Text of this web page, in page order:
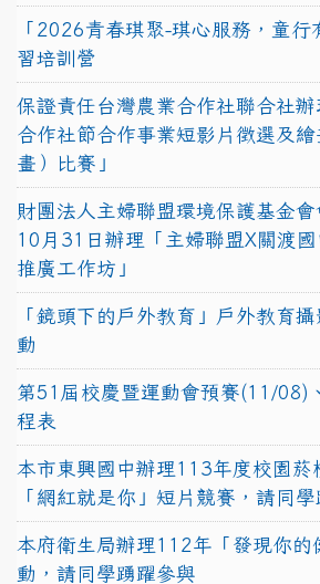
「2026青春琪聚-琪心服務，童行
習培訓營
保證責任台灣農業合作社聯合社
合作社節合作事業短影片徵選及繪
畫）比賽」
財團法人主婦聯盟環境保護基金
10月31日辦理「主婦聯盟X關渡
推廣工作坊」
「鏡頭下的戶外教育」戶外教育
動
第51屆校慶暨運動會預賽(11/08)
程表
本市東興國中辦理113年度校園菸
「網紅就是你」短片競賽，請同
本府衛生局辦理112年「發現你的
動，請同學踴躍參與